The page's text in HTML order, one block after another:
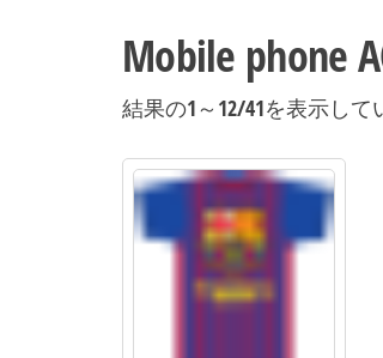
Mobile phone
結果の1～12/41を表示して